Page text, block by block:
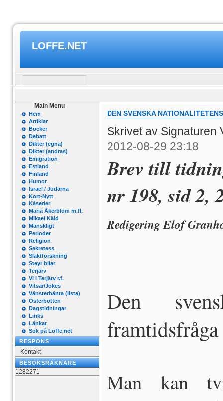
LOFFE.NET
Main Menu
Hem
Artiklar
Böcker
Debatt
Dikter (egna)
Dikter (andras)
Emigration
Estland
Finland
Humor
Israel / Judarna
Kort-Nytt
Kåserier
Maria Åkerblom m.fl.
Mikael Käld
Mänskligt
Perioder
Religion
Sekretess
Släktforskning
Steyr bilar
Terjärv
Vi i Terjärv r.f.
Vitsar/Jokes
Vänsterhänta (lista)
Österbotten
Dagstidningar
Links
Länkar
Sök på Loffe.net
RESPONS
Kontakt
BESÖKSRÄKNARE
1282271
DEN SVENSKA
Skrivet av Signaturen
2012-08-29 23:18
Brev till
nr 198, sid 2,
Redigering Elof
Den
framtidsfråga
Man kan